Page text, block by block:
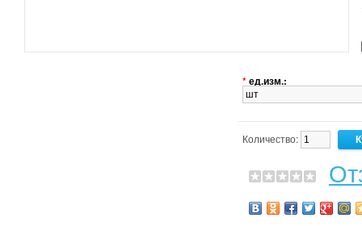
*ед.изм.:
Количество: